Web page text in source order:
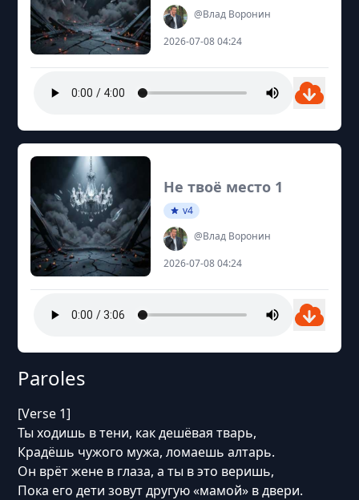
@Влад Воронин
2026-07-08 04:24
Не твоё место 1
v4
@Влад Воронин
2026-07-08 04:24
Paroles
[Verse 1]
Ты ходишь в тени, как дешёвая тварь,
Крадёшь чужого мужа, ломаешь алтарь.
Он врёт жене в глаза, а ты в это веришь,
Пока его дети зовут другую «мамой» в двери.